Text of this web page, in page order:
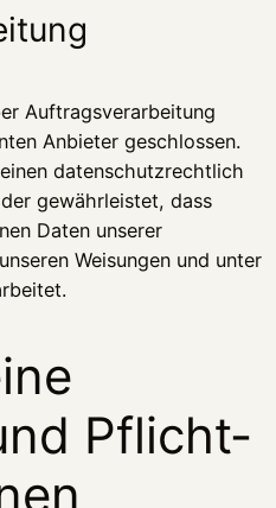
Auftragsverarbeitung
Anbieter geschlossen.
datenschutzrechtlich
gewährleistet, dass
Daten unserer
Weisungen und unter
Pflicht­